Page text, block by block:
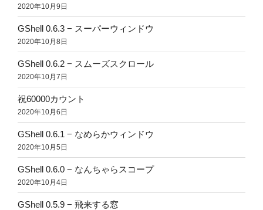
2020年10月9日
GShell 0.6.3 − スーパーウィンドウ
2020年10月8日
GShell 0.6.2 − スムーズスクロール
2020年10月7日
祝60000カウント
2020年10月6日
GShell 0.6.1 − なめらかウィンドウ
2020年10月5日
GShell 0.6.0 − なんちゃらスコープ
2020年10月4日
GShell 0.5.9 − 飛来する窓